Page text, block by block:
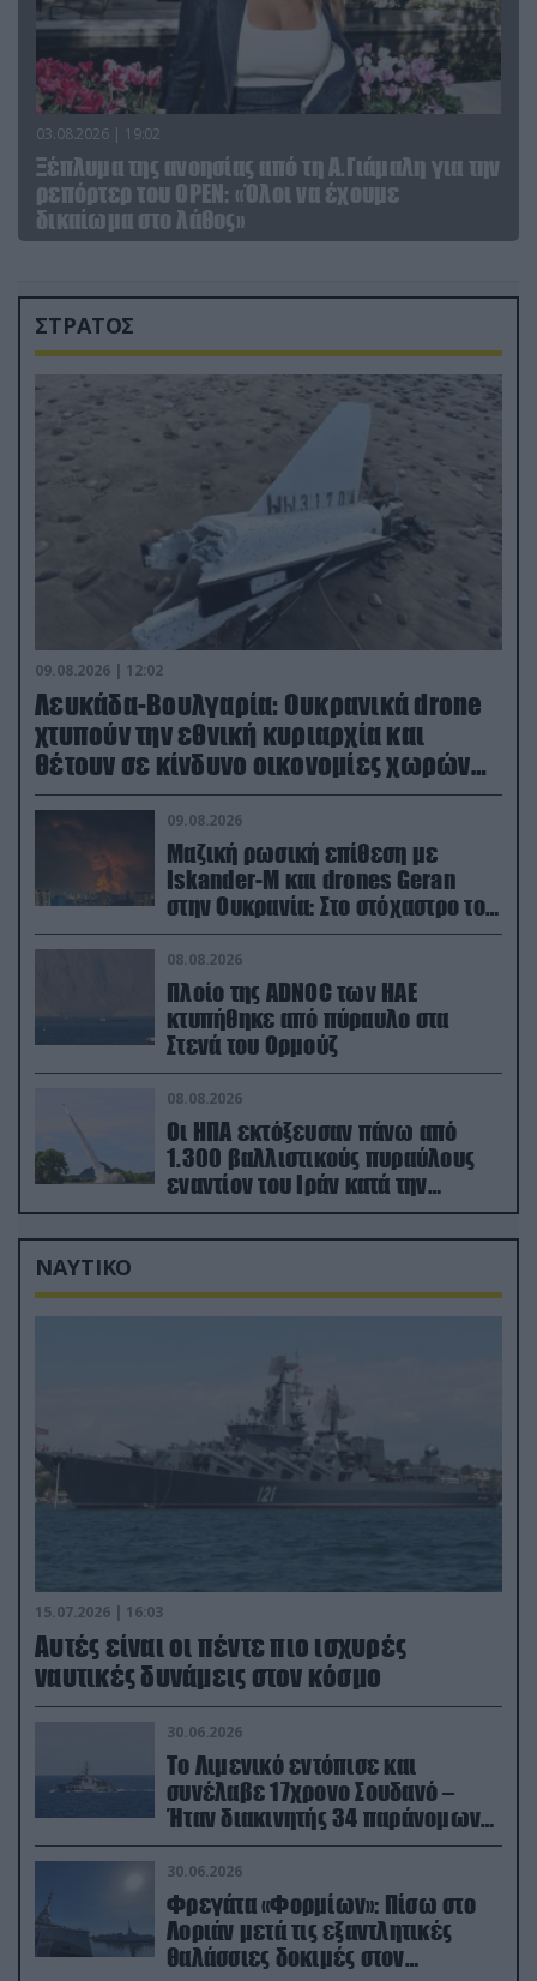
03.08.2026 | 19:02
Ξέπλυμα της ανοησίας από τη Α.Γιάμαλη για την
ρεπόρτερ του ΟΡΕΝ: «Όλοι να έχουμε
δικαίωμα στο λάθος»
ΣΤΡΑΤΟΣ
09.08.2026 | 12:02
Λευκάδα-Βουλγαρία: Ουκρανικά drone
χτυπούν την εθνική κυριαρχία και
θέτουν σε κίνδυνο οικονομίες χωρών
του ΝΑΤΟ
09.08.2026
Μαζική ρωσική επίθεση με
Iskander-M και drones Geran
στην Ουκρανία: Στο στόχαστρο το
εργοστάσιο των Flamingo
08.08.2026
Πλοίο της ADNOC των ΗΑΕ
κτυπήθηκε από πύραυλο στα
Στενά του Ορμούζ
08.08.2026
Οι ΗΠΑ εκτόξευσαν πάνω από
1.300 βαλλιστικούς πυραύλους
εναντίον του Ιράν κατά την
διάρκεια του πολέμου
ΝΑΥΤΙΚΟ
15.07.2026 | 16:03
Aυτές είναι οι πέντε πιο ισχυρές
ναυτικές δυνάμεις στον κόσμο
30.06.2026
Το Λιμενικό εντόπισε και
συνέλαβε 17χρονο Σουδανό –
Ήταν διακινητής 34 παράνομων
μεταναστών
30.06.2026
Φρεγάτα «Φορμίων»: Πίσω στο
Λοριάν μετά τις εξαντλητικές
θαλάσσιες δοκιμές στον